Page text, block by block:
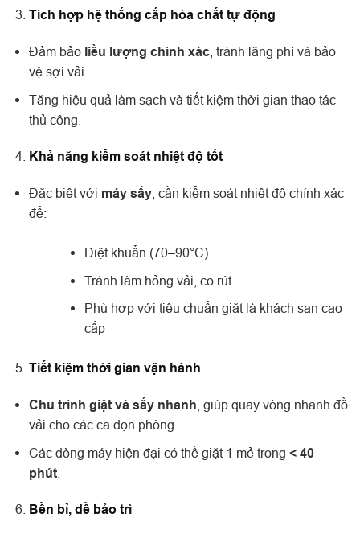
Tích hợp hệ thống cấp hóa chất tự động
Đảm bảo liều lượng chính xác, tránh lãng phí và bảo
vệ sợi vải.
Tăng hiệu quả làm sạch và tiết kiệm thời gian thao tác
thủ công.
Khả năng kiểm soát nhiệt độ tốt
Đặc biệt với máy sấy, cần kiểm soát nhiệt độ chính xác
để:
Diệt khuẩn (70–90°C)
Tránh làm hỏng vải, co rút
Phù hợp với tiêu chuẩn giặt là khách sạn cao
cấp
Tiết kiệm thời gian vận hành
Chu trình giặt và sấy nhanh , giúp quay vòng nhanh đồ
vải cho các ca dọn phòng.
Các dòng máy hiện đại có thể giặt 1 mẻ trong < 40
phút.
Bền bỉ, dễ bảo trì